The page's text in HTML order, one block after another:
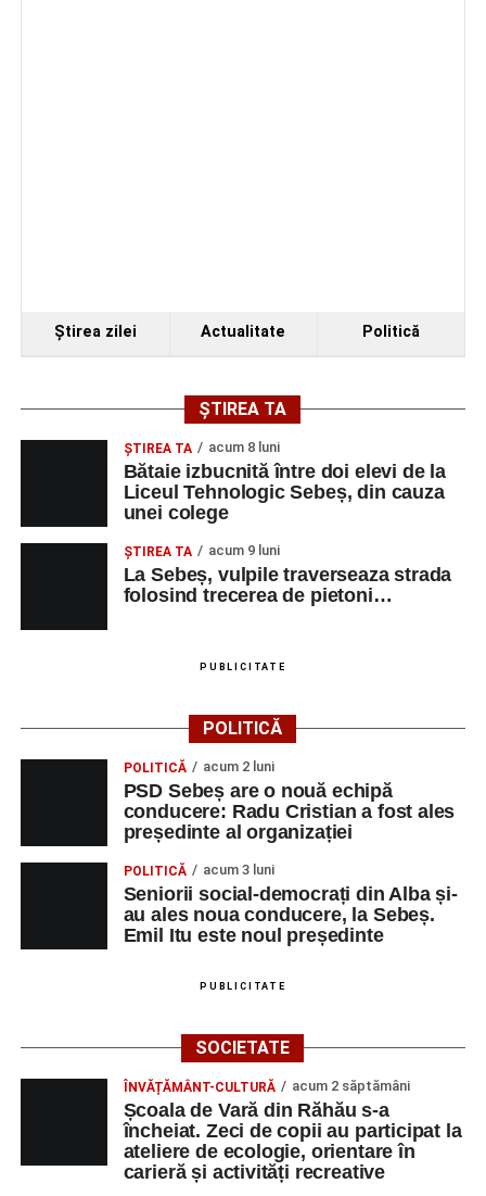
Ştirea zilei Actualitate Politică
ȘTIREA TA
ŞTIREA TA acum 8 luni
Bătaie izbucnită între doi elevi de la
Liceul Tehnologic Sebeș, din cauza
unei colege
ŞTIREA TA acum 9 luni
La Sebeș, vulpile traverseaza strada
folosind trecerea de pietoni…
PUBLICITATE
POLITICĂ
POLITICĂ acum 2 luni
PSD Sebeș are o nouă echipă
conducere: Radu Cristian a fost ales
președinte al organizației
POLITICĂ acum 3 luni
Seniorii social-democrați din Alba și-
au ales noua conducere, la Sebeș.
Emil Itu este noul președinte
PUBLICITATE
SOCIETATE
ÎNVĂȚĂMÂNT-CULTURĂ acum 2 săptămâni
Școala de Vară din Răhău s-a
încheiat. Zeci de copii au participat la
ateliere de ecologie, orientare în
carieră și activități recreative